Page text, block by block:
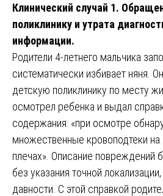
Клинический случай 1.
поликлинику и утрата
информации.
Родители 4-летнего мальчика
систематически избивает няня.
детскую поликлинику по месту
осмотрел ребенка и выдал
содержания: «при осмотре
множественные кровоподтеки на
плечах». Описание повреждений
без указания точной
давности. С этой справкой